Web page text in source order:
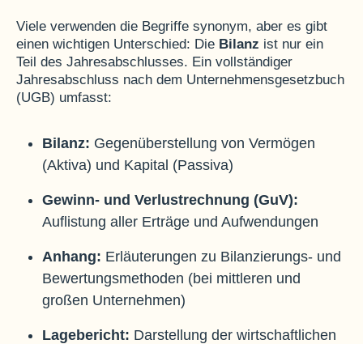
Viele verwenden die Begriffe synonym, aber es gibt
einen wichtigen Unterschied: Die Bilanz ist nur ein
Teil des Jahresabschlusses. Ein vollständiger
Jahresabschluss nach dem Unternehmensgesetzbuch
(UGB) umfasst:
Bilanz: Gegenüberstellung von Vermögen
(Aktiva) und Kapital (Passiva)
Gewinn- und Verlustrechnung (GuV):
Auflistung aller Erträge und Aufwendungen
Anhang: Erläuterungen zu Bilanzierungs- und
Bewertungsmethoden (bei mittleren und
großen Unternehmen)
Lagebericht: Darstellung der wirtschaftlichen